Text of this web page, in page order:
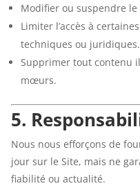
Modifier ou suspendre
Limiter l’accès à
techniques ou juridiques.
Supprimer tout contenu
mœurs.
5.
Nous nous efforçons de
jour sur le Site, mais ne
fiabilité ou actualité.